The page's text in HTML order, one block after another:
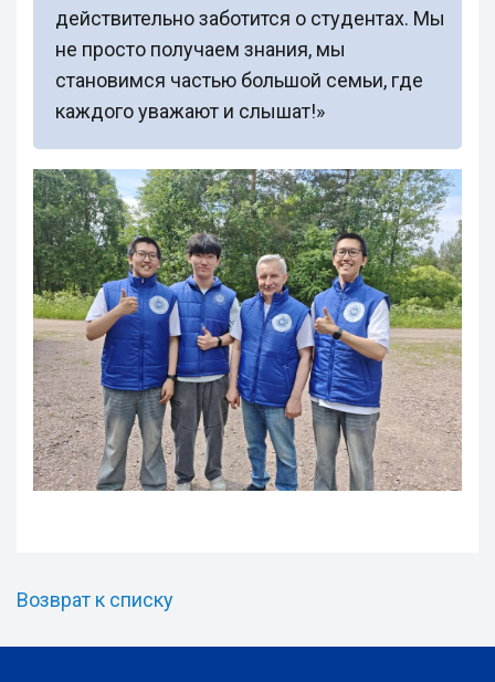
действительно заботится о студентах. Мы
не просто получаем знания, мы
становимся частью большой семьи, где
каждого уважают и слышат!»
Возврат к списку